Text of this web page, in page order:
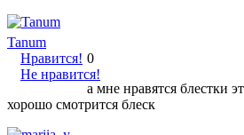
Tanum
Нравится!
Не нравится!
0
а мне нравятся блестки
хорошо смотрится блеск